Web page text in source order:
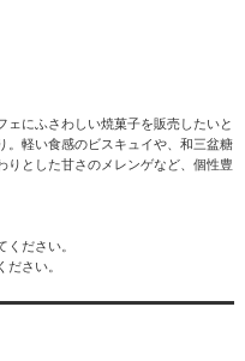
ェにふさわしい焼菓子を販売したいと
。軽い食感のビスキュイや、和三盆糖
りとした甘さのメレンゲなど、個性豊
ださい。
さい。